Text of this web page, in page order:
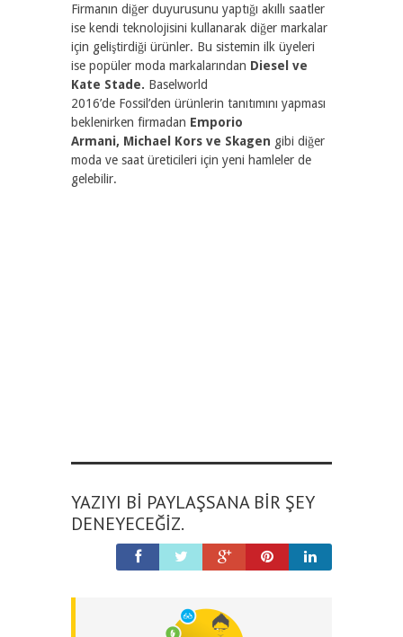
Firmanın diğer duyurusunu yaptığı akıllı saatler
ise kendi teknolojisini kullanarak diğer markalar
için geliştirdiği ürünler. Bu sistemin ilk üyeleri
ise popüler moda markalarından Diesel ve
Kate Stade. Baselworld
2016’de Fossil’den ürünlerin tanıtımını yapması
beklenirken firmadan Emporio
Armani, Michael Kors ve Skagen gibi diğer
moda ve saat üreticileri için yeni hamleler de
gelebilir.
YAZIYI BI PAYLAŞSANA BIR ŞEY
DENEYECEĞIZ.